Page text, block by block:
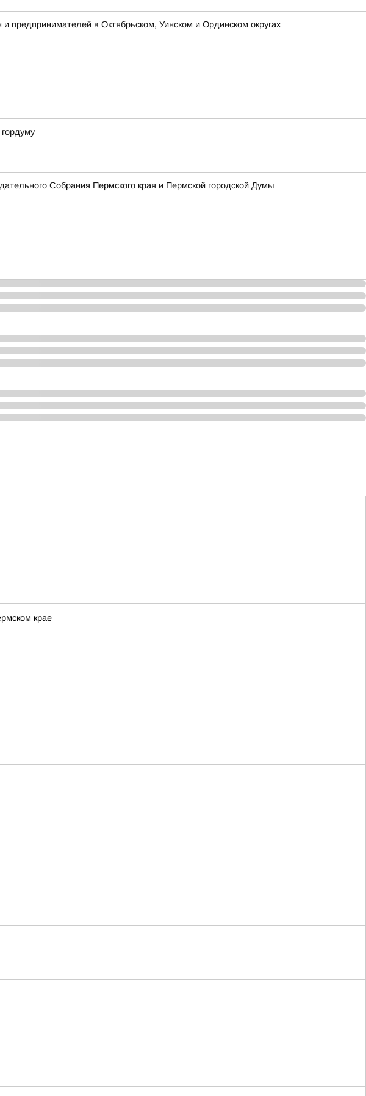
предпринимателей в Октябрьском, Уинском и Ординском округах
Собрания Пермского края и Пермской городской Думы
крае